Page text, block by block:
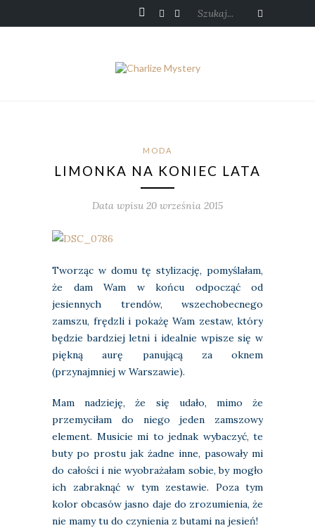
Szukaj...
MODA
LIMONKA NA KONIEC LATA
Data wpisu 20 września 2015
Tworząc w domu tę stylizację, pomyślałam,
że dam Wam w końcu odpocząć od
jesiennych trendów, wszechobecnego
zamszu, frędzli i pokażę Wam zestaw, który
będzie bardziej letni i idealnie wpisze się w
piękną aurę panującą za oknem
(przynajmniej w Warszawie).
Mam nadzieję, że się udało, mimo że
przemyciłam do niego jeden zamszowy
element. Musicie mi to jednak wybaczyć, te
buty po prostu jak żadne inne, pasowały mi
do całości i nie wyobrażałam sobie, by mogło
ich zabraknąć w tym zestawie. Poza tym
kolor obcasów jasno daje do zrozumienia, że
nie mamy tu do czynienia z butami na jesień!